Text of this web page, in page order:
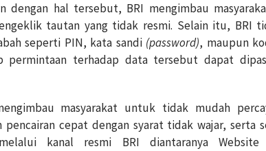
dengan hal tersebut, BRI mengimbau
tautan yang tidak resmi. Selain itu, BRI
seperti PIN, kata sandi (password), maupun
permintaan terhadap data tersebut dapat
masyarakat untuk tidak mudah
pencairan cepat dengan syarat tidak wajar, serta
kanal resmi BRI diantaranya Website